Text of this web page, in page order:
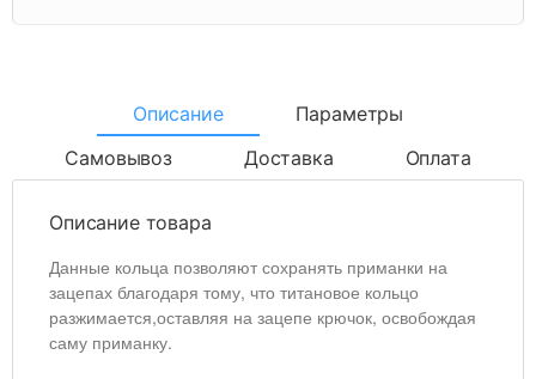
Описание
Параметры
Самовывоз
Доставка Оплата
Описание товара
Данные кольца позволяют сохранять приманки на
зацепах благодаря тому, что титановое кольцо
разжимается,оставляя на зацепе крючок, освобождая
саму приманку.